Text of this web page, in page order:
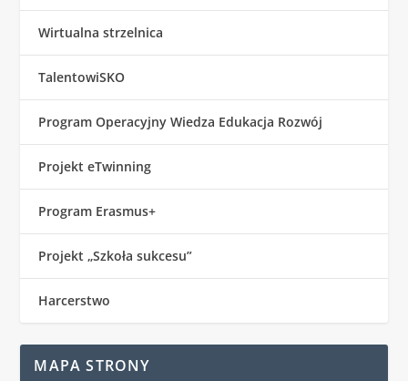
Wirtualna strzelnica
TalentowiSKO
Program Operacyjny Wiedza Edukacja Rozwój
Projekt eTwinning
Program Erasmus+
Projekt „Szkoła sukcesu”
Harcerstwo
MAPA STRONY